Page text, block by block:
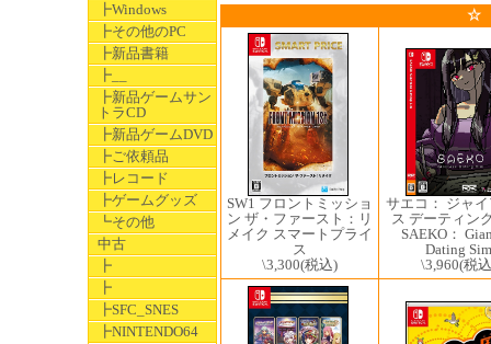
┣Windows
┣その他のPC
┣新品書籍
┣__
┣新品ゲームサン
トラCD
┣新品ゲームDVD
┣ご依頼品
┣レコード
┣ゲームグッズ
┗その他
中古
┣
┣
┣SFC_SNES
┣NINTENDO64
☆
SW1 フロントミッショ
ン ザ・ファースト：リ
メイク スマートプライ
ス
\3,300(税込)
サエコ： ジャ
ス デーティン
SAEKO：
Dating Sim
\3,960(税